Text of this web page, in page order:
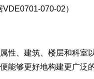
070-02）
性、建筑、楼层和科室
能够更好地构建更广泛